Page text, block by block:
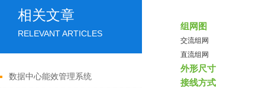
相关文章
RELEVANT ARTICLES
数据中心能效管理系统
组网图
交流组网
直流组网
外形尺寸
接线方式